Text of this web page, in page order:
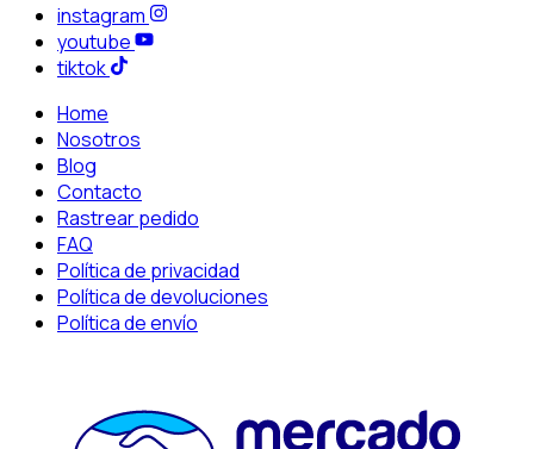
instagram
youtube
tiktok
Home
Nosotros
Blog
Contacto
Rastrear pedido
FAQ
Política de privacidad
Política de devoluciones
Política de envío